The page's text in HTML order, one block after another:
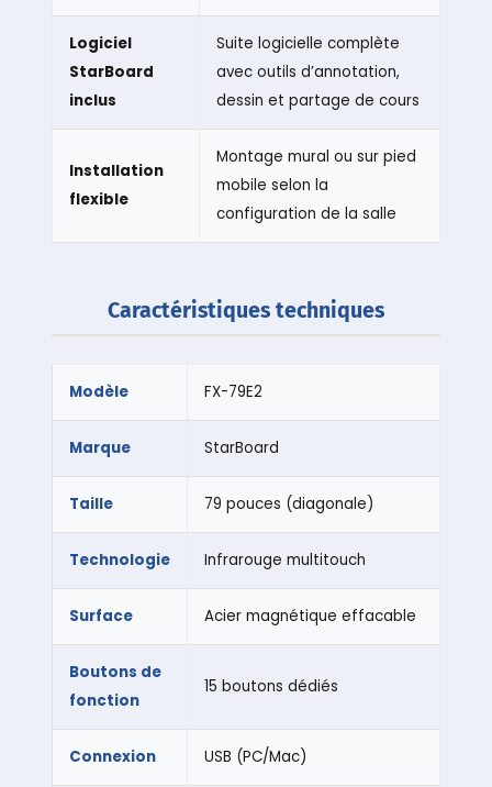
Logiciel
StarBoard
inclus
Suite logicielle complète
avec outils d’annotation,
dessin et partage de cours
Installation
flexible
Montage mural ou sur pied
mobile selon la
configuration de la salle
Caractéristiques techniques
Modèle FX-79E2
Marque StarBoard
Taille 79 pouces (diagonale)
Technologie Infrarouge multitouch
Surface Acier magnétique effacable
Boutons de
fonction
15 boutons dédiés
Connexion USB (PC/Mac)